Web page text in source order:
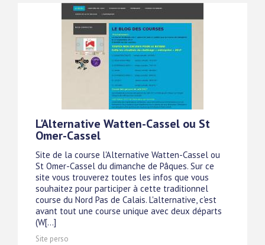
L'Alternative Watten-Cassel ou St
Omer-Cassel
Site de la course l'Alternative Watten-Cassel ou
St Omer-Cassel du dimanche de Pâques. Sur ce
site vous trouverez toutes les infos que vous
souhaitez pour participer à cette traditionnel
course du Nord Pas de Calais. L'alternative, c'est
avant tout une course unique avec deux départs
(W[...]
Site perso